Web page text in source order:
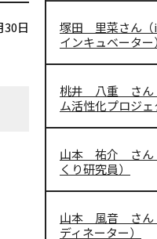
30日
塚田 里菜さん（
インキュベーター）
桃井 八重 さん
ム活性化プロジェ
山本 祐介 さん
くり研究員）
山本 風音 さん
ディネーター）